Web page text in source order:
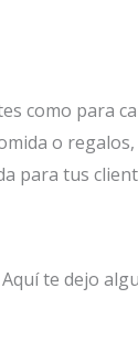
como para
o
para tus
te dejo